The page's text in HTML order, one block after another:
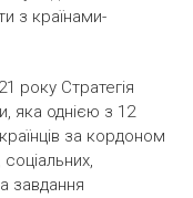
з країнами-
року Стратегія
яка однією з 12
за кордоном
завдання